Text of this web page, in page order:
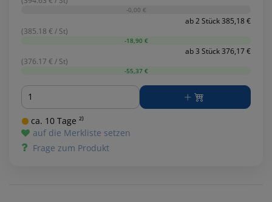
-0,00 €
ab 2 Stück 385,18 €
(385.18 € / St)
-18,90 €
ab 3 Stück 376,17 €
(376.17 € / St)
-55,37 €
Menge
ca. 10 Tage ²⁾
auf die Merkliste setzen
Frage zum Produkt